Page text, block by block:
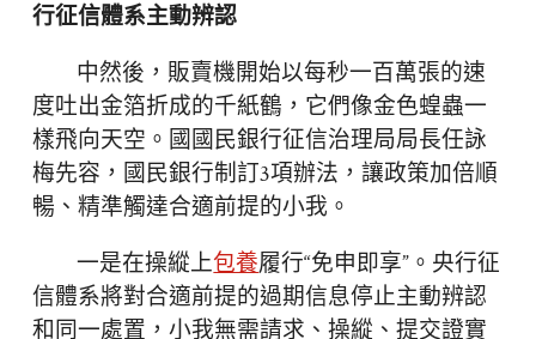
行征信體系主動辨認
中然後，販賣機開始以每秒一百萬張的速
度吐出金箔折成的千紙鶴，它們像金色蝗蟲一
樣飛向天空。國國民銀行征信治理局局長任詠
梅先容，國民銀行制訂3項辦法，讓政策加倍順
暢、精準觸達合適前提的小我。
一是在操縱上包養履行“免申即享”。央行征
信體系將對合適前提的過期信息停止主動辨認
和同一處置，小我無需請求、操縱、提交證實